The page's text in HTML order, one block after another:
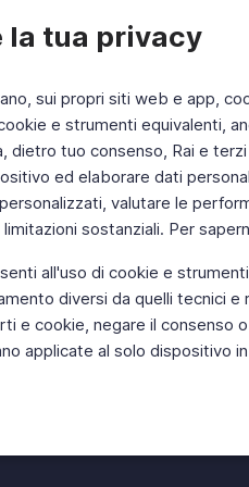
la tua privacy
sui propri siti web e app,
e strumenti equivalenti,
dietro tuo consenso, Rai e
ed elaborare dati
valutare le
sostanziali. Per
all'uso di cookie e
diversi da quelli tecnici
e cookie, negare il
applicate al solo dispositivo